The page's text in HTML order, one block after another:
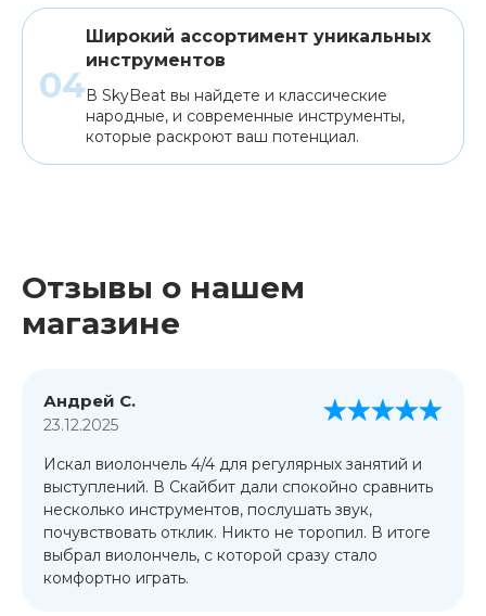
Широкий ассортимент уникальных
инструментов
В SkyBeat вы найдете и классические
народные, и современные инструменты,
которые раскроют ваш потенциал.
Отзывы о нашем
магазине
Андрей С.
23.12.2025
Искал виолончель 4/4 для регулярных занятий и
выступлений. В Скайбит дали спокойно сравнить
несколько инструментов, послушать звук,
почувствовать отклик. Никто не торопил. В итоге
выбрал виолончель, с которой сразу стало
комфортно играть.